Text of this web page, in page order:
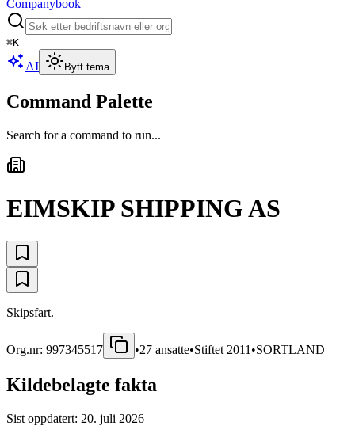
Companybook
⌘K
AI Bytt tema
Command Palette
Search for a command to run...
EIMSKIP SHIPPING AS
Skipsfart.
Org.nr: 997345517 •27 ansatte•Stiftet 2011 •SORTLAND
Kildebelagte fakta
Sist oppdatert: 20. juli 2026